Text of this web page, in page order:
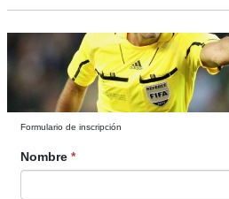
Formulario de inscripción
Nombre *